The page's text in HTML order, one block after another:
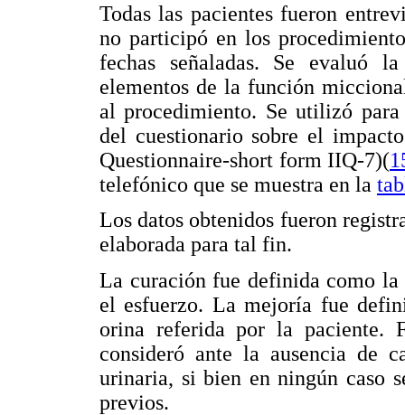
Todas las pacientes fueron
no participó en los
fechas señaladas. Se evaluó
elementos de la función
al procedimiento. Se utilizó
del cuestionario sobre el
Questionnaire-short form IIQ-7)(
telefónico que se muestra en la
Los datos obtenidos fueron
elaborada para tal fin.
La curación fue definida como la
el esfuerzo. La mejoría fue
orina referida por la paciente.
consideró ante la ausencia de
urinaria, si bien en ningún caso
previos.